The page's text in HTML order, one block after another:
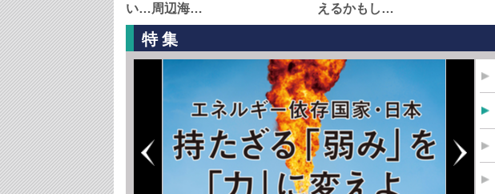
い…周辺海…
えるかもし…
特集